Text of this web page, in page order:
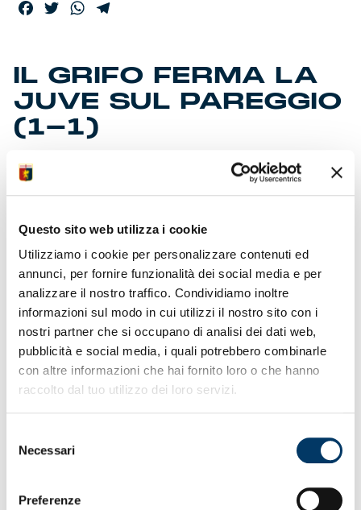
Questo sito web utilizza i cookie
Utilizziamo i cookie per personalizzare contenuti ed
annunci, per fornire funzionalità dei social media e per
analizzare il nostro traffico. Condividiamo inoltre
informazioni sul modo in cui utilizzi il nostro sito con i
nostri partner che si occupano di analisi dei dati web,
pubblicità e social media, i quali potrebbero combinarle
con altre informazioni che hai fornito loro o che hanno
raccolto dal tuo utilizzo dei loro servizi.
delNecessari
Preferenze
Facebook
TwitterWhatsApp
IL GRIFO FERMA LA
JUVE SUL PAREGGIO
(1-1)
Nella ripresa Gudmundsson risponde al vantaggio nel
a muovere la classifica. In tribuna gli stati maggiori dei
777 Partners. Totale spettatori 33.232 tra abbonati e
paganti.
prima della mezzora. Si va negli spogliatoi sullo 0-1. Il
sipario si apre con uno stadio imbandierato e la fase di
studio per prendere le misure. I moduli sono speculari. Le
Uno squillo di Malinovsky dalla lunga gittata, un diagonale